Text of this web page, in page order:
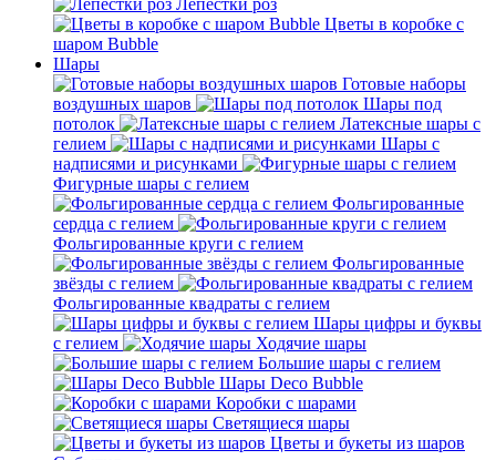
Лепестки роз
Цветы в коробке с
шаром Bubble
Шары
Готовые наборы
воздушных шаров
Шары под
потолок
Латексные шары с
гелием
Шары с
надписями и рисунками
Фигурные шары с гелием
Фольгированные
сердца с гелием
Фольгированные круги с гелием
Фольгированные
звёзды с гелием
Фольгированные квадраты с гелием
Шары цифры и буквы
с гелием
Ходячие шары
Большие шары с гелием
Шары Deco Bubble
Коробки с шарами
Светящиеся шары
Цветы и букеты из шаров